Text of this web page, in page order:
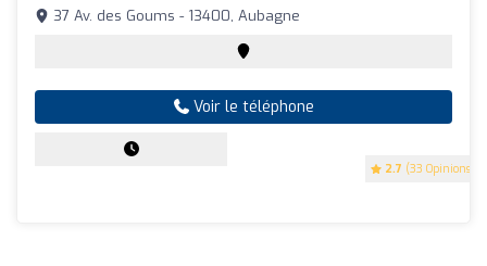
2.7 (33 Opinions)
37 Av. des Goums - 13400, Aubagne
Voir le téléphone